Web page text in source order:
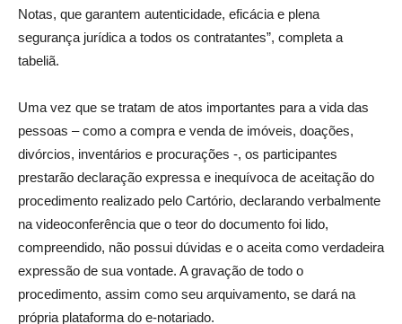
Notas, que garantem autenticidade, eficácia e plena
segurança jurídica a todos os contratantes”, completa a
tabeliã.
Uma vez que se tratam de atos importantes para a vida das
pessoas – como a compra e venda de imóveis, doações,
divórcios, inventários e procurações -, os participantes
prestarão declaração expressa e inequívoca de aceitação do
procedimento realizado pelo Cartório, declarando verbalmente
na videoconferência que o teor do documento foi lido,
compreendido, não possui dúvidas e o aceita como verdadeira
expressão de sua vontade. A gravação de todo o
procedimento, assim como seu arquivamento, se dará na
própria plataforma do e-notariado.